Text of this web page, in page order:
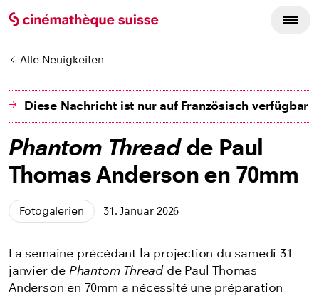
Alle Neuigkeiten
Diese Nachricht ist nur auf Französisch verfügbar
Phantom Threadde Paul
Thomas Anderson en 70mm
Fotogalerien 31. Januar 2026
La semaine précédant la projection du samedi 31
janvier de Phantom Threadde Paul Thomas
Anderson en 70mm a nécessité une préparation